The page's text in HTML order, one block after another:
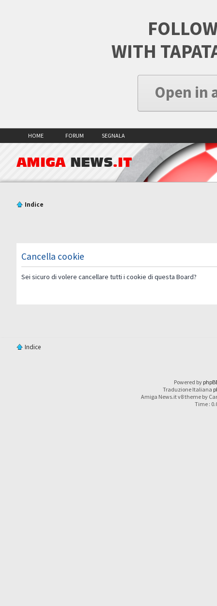
WITH
Open in
HOME FORUM SEGNALA
AMIGA NEWS.IT
Indice
Cancella cookie
Sei sicuro di volere cancellare tutti i cookie di questa Board?
Indice
Powered by
Traduzione Italiana
Amiga News.it v8 theme by
Time :